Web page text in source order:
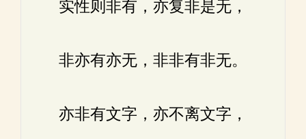
实性则非有，亦复非是无，
非亦有亦无，非非有非无。
亦非有文字，亦不离文字，